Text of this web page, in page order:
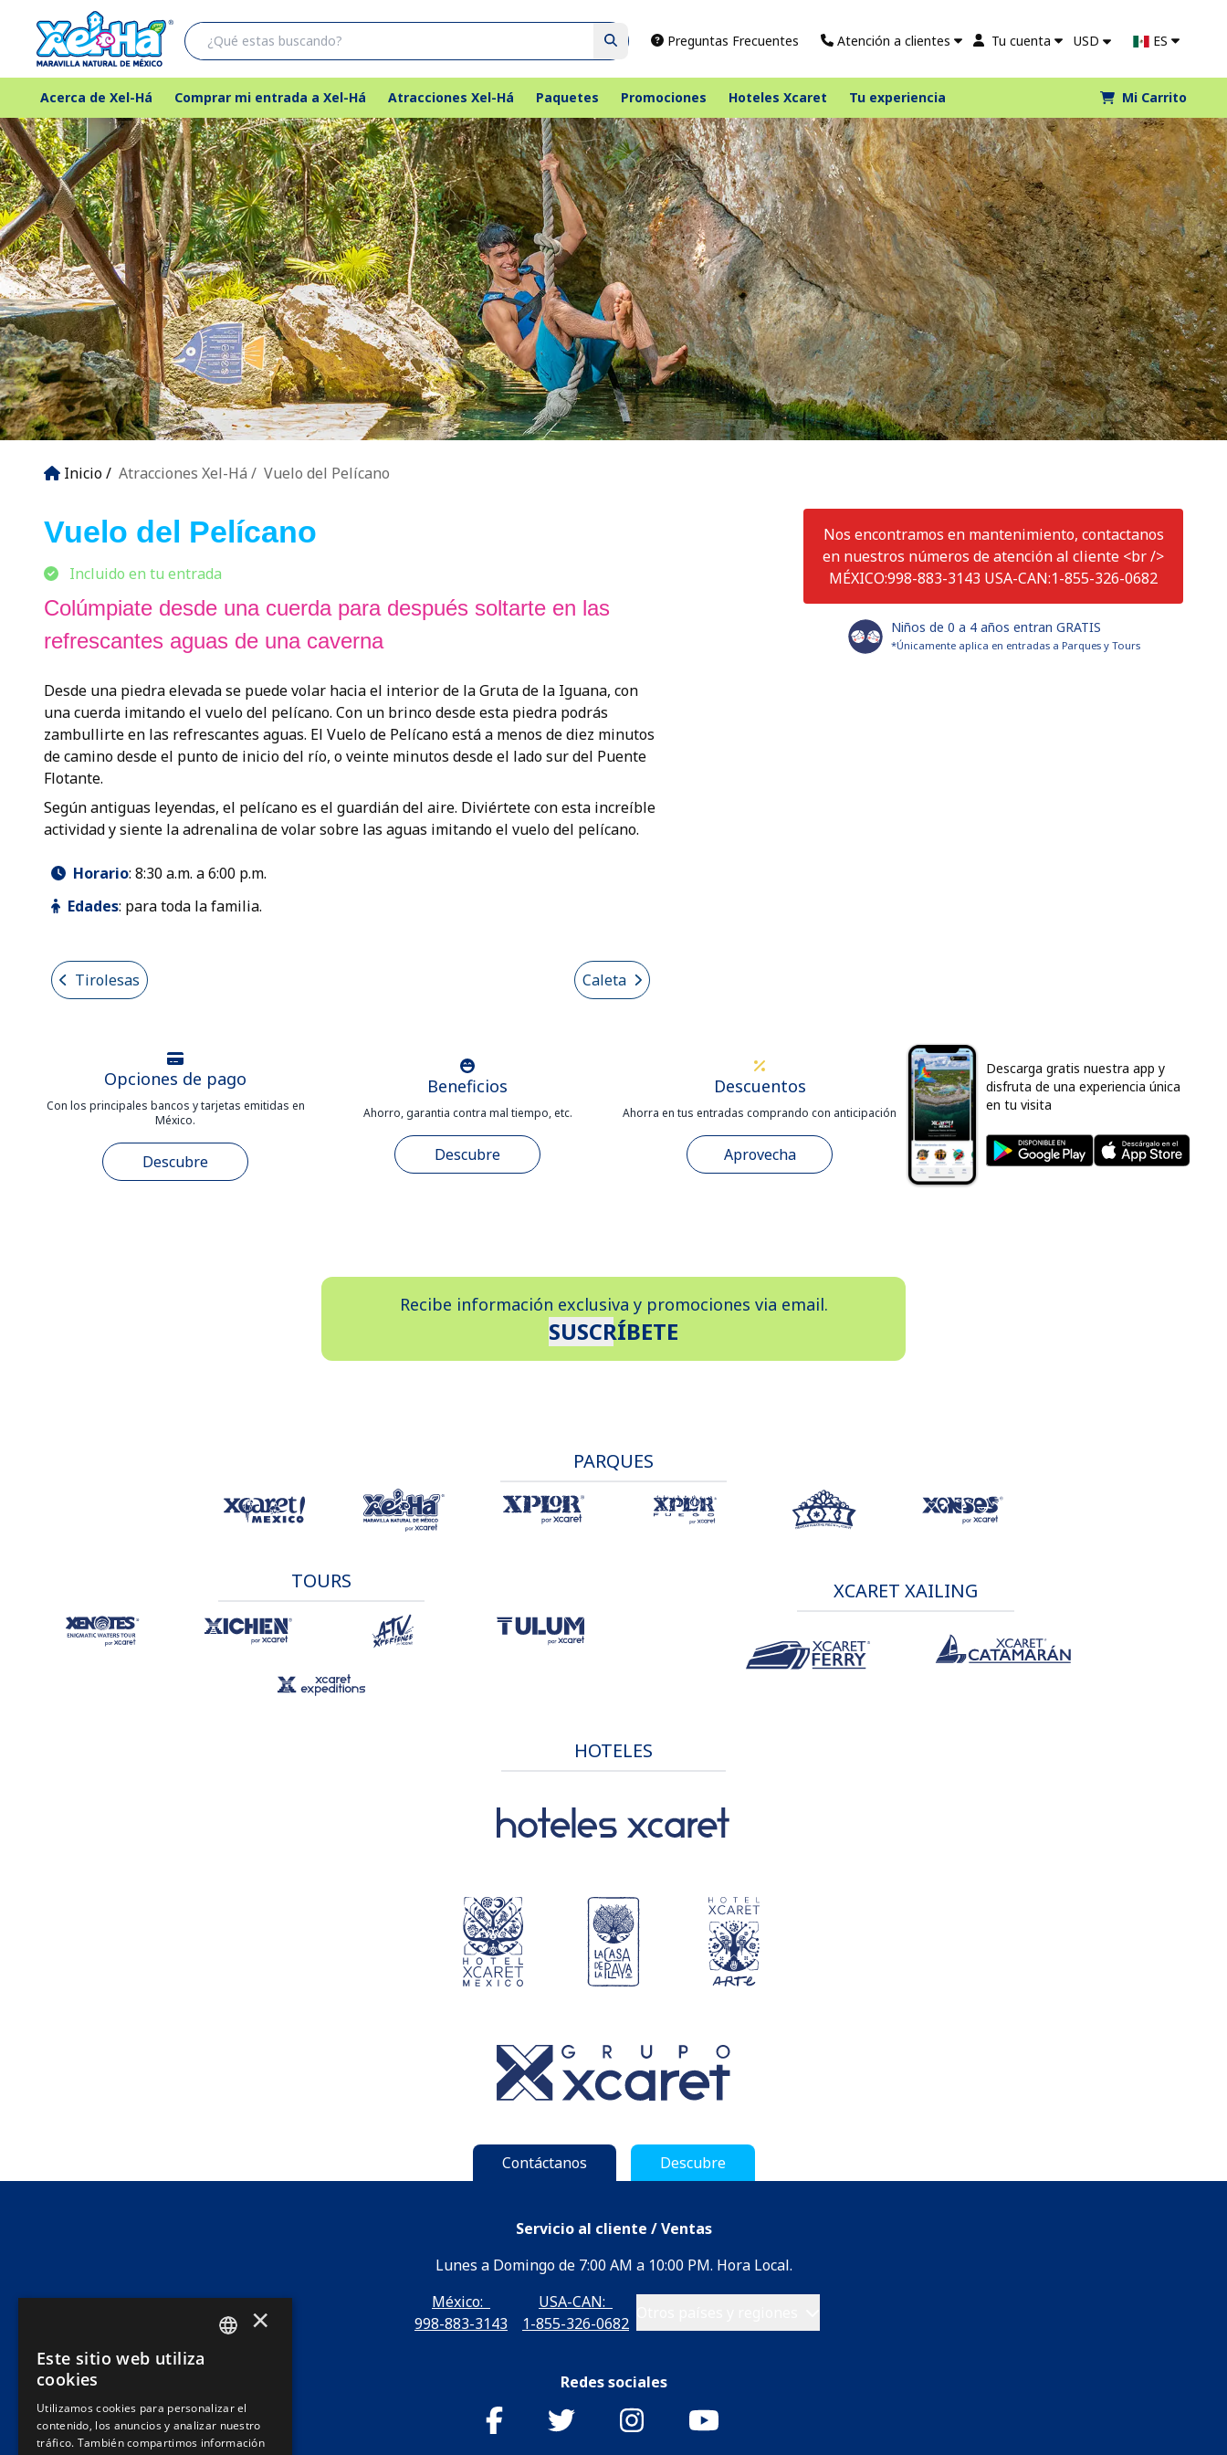
Preguntas Frecuentes Atención a clientes Tu cuenta USD ES
Acerca de Xel-Há Comprar mi entrada a Xel-Há Atracciones Xel-Há Paquetes Promociones Hoteles Xcaret Tu experiencia Mi Carrito
Inicio Atracciones Xel-Há Vuelo del Pelícano
Vuelo del Pelícano
Incluido en tu entrada
Colúmpiate desde una cuerda para después soltarte en las
refrescantes aguas de una caverna
Desde una piedra elevada se puede volar hacia el interior de la Gruta de la Iguana, con
una cuerda imitando el vuelo del pelícano. Con un brinco desde esta piedra podrás
zambullirte en las refrescantes aguas. El Vuelo de Pelícano está a menos de diez minutos
de camino desde el punto de inicio del río, o veinte minutos desde el lado sur del Puente
Flotante.
Según antiguas leyendas, el pelícano es el guardián del aire. Diviértete con esta increíble
actividad y siente la adrenalina de volar sobre las aguas imitando el vuelo del pelícano.
Horario: 8:30 a.m. a 6:00 p.m.
Edades: para toda la familia.
Tirolesas Caleta
Nos encontramos en mantenimiento, contactanos
en nuestros números de atención al cliente <br />
MÉXICO:998-883-3143 USA-CAN:1-855-326-0682
Niños de 0 a 4 años entran GRATIS
*Únicamente aplica en entradas a Parques y Tours
Opciones de pago
Con los principales bancos y tarjetas emitidas en
México.
Descubre
Beneficios
Ahorro, garantia contra mal tiempo, etc.
Descubre
Descuentos
Ahorra en tus entradas comprando con anticipación
Aprovecha
Descarga gratis nuestra app y
disfruta de una experiencia única
en tu visita
Recibe información exclusiva y promociones via email.
SUSCRÍBETE
PARQUES
TOURS XCARET XAILING
HOTELES
Contáctanos Descubre
Servicio al cliente / Ventas
Lunes a Domingo de 7:00 AM a 10:00 PM. Hora Local.
México:
998-883-3143
USA-CAN:
1-855-326-0682
Redes sociales
EN
×
Este sitio web utiliza
cookies
Utilizamos cookies para personalizar el
contenido, los anuncios y analizar nuestro
tráfico. También compartimos información